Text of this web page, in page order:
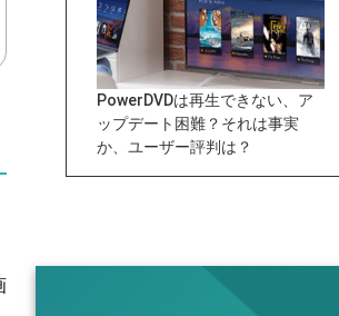
PowerDVDは再生できない、ア
ップデート困難？それは事実
か、ユーザー評判は？